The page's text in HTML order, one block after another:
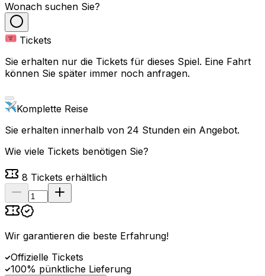
Wonach suchen Sie?
Tickets
Sie erhalten nur die Tickets für dieses Spiel. Eine Fahrt
können Sie später immer noch anfragen.
Komplette Reise
Sie erhalten innerhalb von 24 Stunden ein Angebot.
Wie viele Tickets benötigen Sie?
8 Tickets erhältlich
Wir garantieren die beste Erfahrung!
Offizielle Tickets
100% pünktliche Lieferung